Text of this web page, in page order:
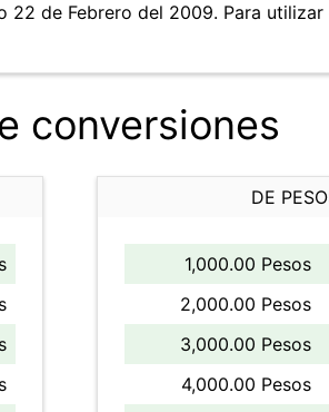
de Febrero del 2009. Para
conversiones
DE
1,000.00 Pesos
2,000.00 Pesos
3,000.00 Pesos
4,000.00 Pesos